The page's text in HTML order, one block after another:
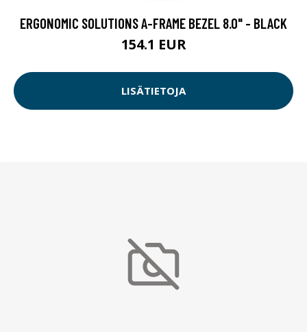
ERGONOMIC SOLUTIONS A-FRAME BEZEL 8.0" - BLACK
154.1 EUR
LISÄTIETOJA